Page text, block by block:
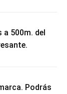
a 500m. del
Podrás